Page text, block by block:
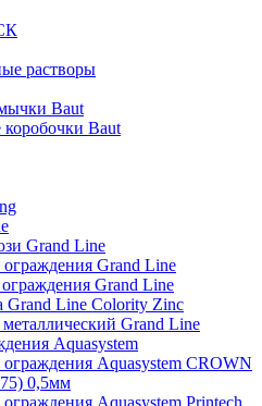
растворы
Baut
Baut
Grand Line
Grand Line
Grand Line
Grand Line Colority Zinc
Grand Line
Aquasystem
Aquasystem CROWN
0,5мм